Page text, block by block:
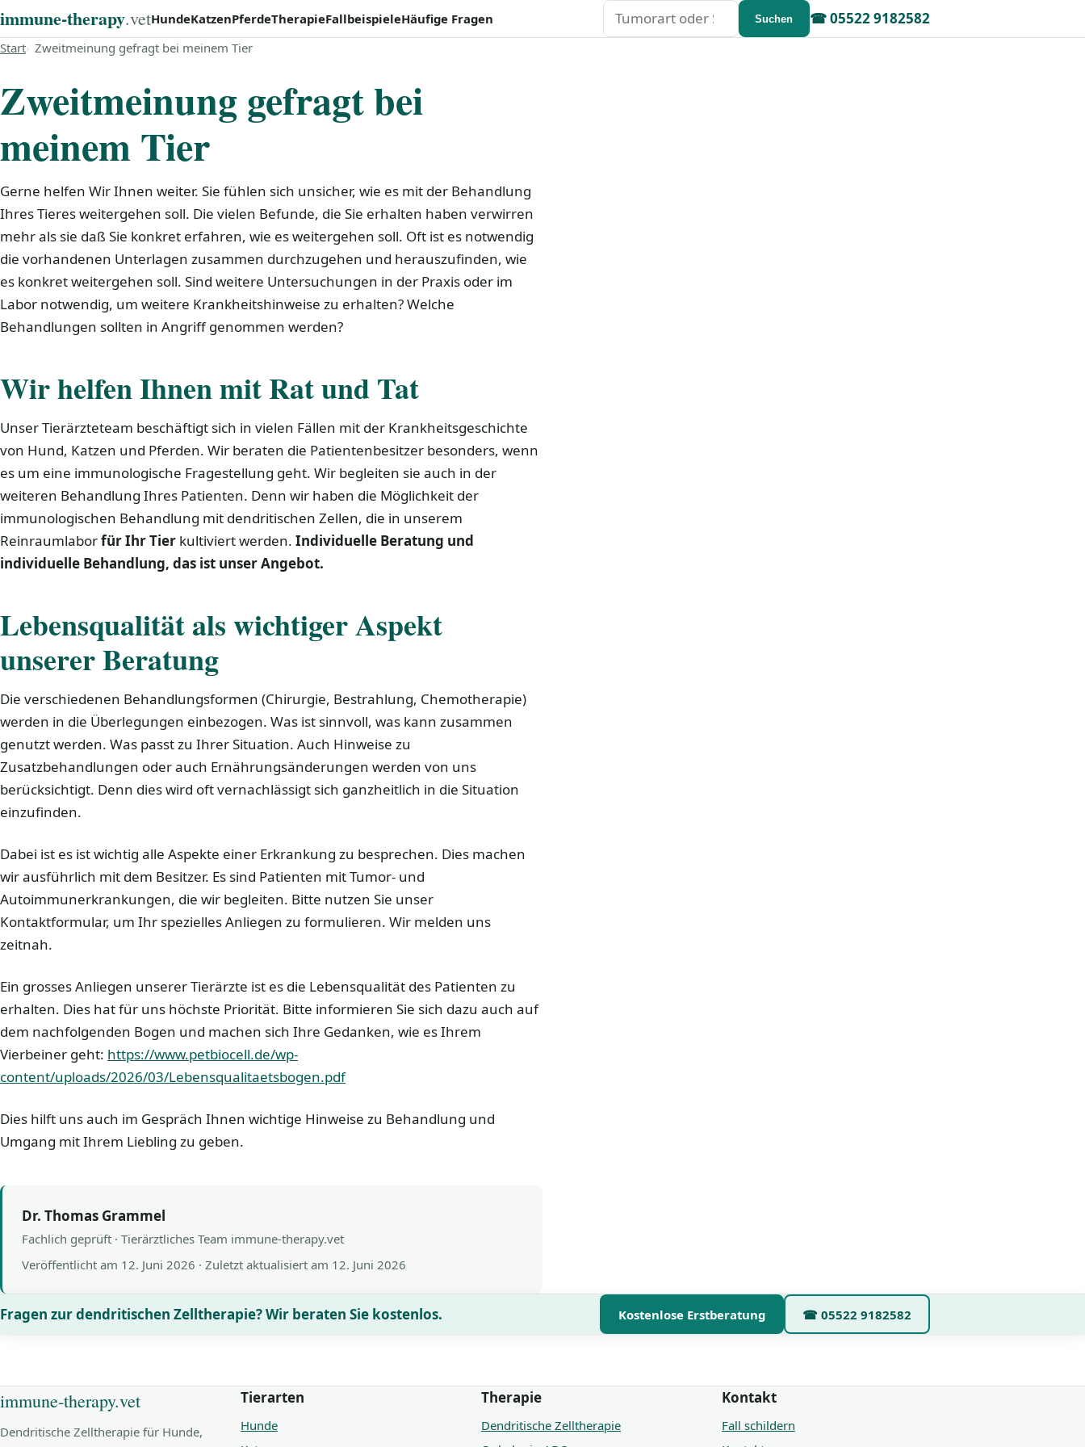
immune‑therapy.vet ☎05522 9182582
HundeKatzenPferdeTherapieFallbeispieleHäufige Fragen Suchen Suchen
Start Zweitmeinung gefragt bei meinem Tier
Zweitmeinung gefragt bei
meinem Tier
Gerne helfen Wir Ihnen weiter. Sie fühlen sich unsicher, wie es mit der Behandlung
Ihres Tieres weitergehen soll. Die vielen Befunde, die Sie erhalten haben verwirren
mehr als sie daß Sie konkret erfahren, wie es weitergehen soll. Oft ist es notwendig
die vorhandenen Unterlagen zusammen durchzugehen und herauszufinden, wie
es konkret weitergehen soll. Sind weitere Untersuchungen in der Praxis oder im
Labor notwendig, um weitere Krankheitshinweise zu erhalten? Welche
Behandlungen sollten in Angriff genommen werden?
Wir helfen Ihnen mit Rat und Tat
Unser Tierärzteteam beschäftigt sich in vielen Fällen mit der Krankheitsgeschichte
von Hund, Katzen und Pferden. Wir beraten die Patientenbesitzer besonders, wenn
es um eine immunologische Fragestellung geht. Wir begleiten sie auch in der
weiteren Behandlung Ihres Patienten. Denn wir haben die Möglichkeit der
immunologischen Behandlung mit dendritischen Zellen, die in unserem
Reinraumlaborfür Ihr Tier kultiviert werden. Individuelle Beratung und
individuelle Behandlung, das ist unser Angebot.
Lebensqualität als wichtiger Aspekt
unserer Beratung
Die verschiedenen Behandlungsformen (Chirurgie, Bestrahlung, Chemotherapie)
werden in die Überlegungen einbezogen. Was ist sinnvoll, was kann zusammen
genutzt werden. Was passt zu Ihrer Situation. Auch Hinweise zu
Zusatzbehandlungen oder auch Ernährungsänderungen werden von uns
berücksichtigt. Denn dies wird oft vernachlässigt sich ganzheitlich in die Situation
einzufinden.
Dabei ist es ist wichtig alle Aspekte einer Erkrankung zu besprechen. Dies machen
wir ausführlich mit dem Besitzer. Es sind Patienten mit Tumor- und
Autoimmunerkrankungen, die wir begleiten. Bitte nutzen Sie unser
Kontaktformular, um Ihr spezielles Anliegen zu formulieren. Wir melden uns
zeitnah.
Ein grosses Anliegen unserer Tierärzte ist es die Lebensqualität des Patienten zu
erhalten. Dies hat für uns höchste Priorität. Bitte informieren Sie sich dazu auch auf
dem nachfolgenden Bogen und machen sich Ihre Gedanken, wie es Ihrem
Vierbeiner geht: https://www.petbiocell.de/wp-
content/uploads/2026/03/Lebensqualitaetsbogen.pdf
Dies hilft uns auch im Gespräch Ihnen wichtige Hinweise zu Behandlung und
Umgang mit Ihrem Liebling zu geben.
Dr. Thomas Grammel
Fachlich geprüft · Tierärztliches Team immune-therapy.vet
Veröffentlicht am 12. Juni 2026 · Zuletzt aktualisiert am 12. Juni 2026
Fragen zur dendritischen Zelltherapie? Wir beraten Sie kostenlos. Kostenlose Erstberatung ☎ 05522 9182582
immune-therapy.vet
Dendritische Zelltherapie für Hunde,
Tierarten
Hunde
Therapie
Dendritische Zelltherapie
Kontakt
Fall schildern